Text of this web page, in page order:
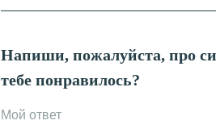
Напиши, пожалуйста, про
тебе понравилось?